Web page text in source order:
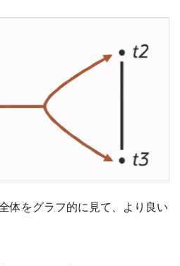
体をグラフ的に見て、より良い